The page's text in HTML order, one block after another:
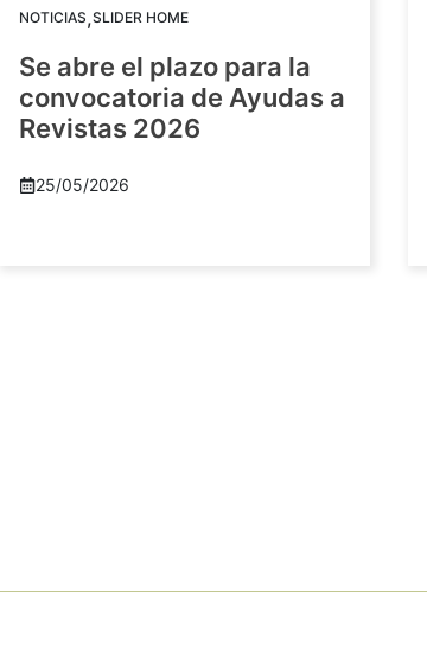
NOTICIAS,SLIDER HOME
Se abre el plazo para la
convocatoria de Ayudas a
Revistas 2026
25/05/2026